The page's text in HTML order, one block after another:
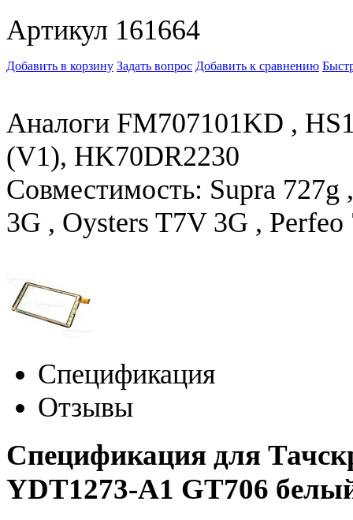
Артикул 161664
Добавить в корзину Задать вопрос Добавить к сравнению
Аналоги FM707101KD ,
(V1), HK70DR2230
Совместимость: Supra
3G , Oysters T7V 3G ,
Спецификация
Отзывы
Спецификация для
YDT1273-A1 GT706